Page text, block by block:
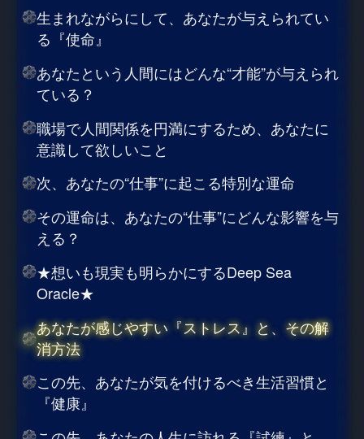
生まれながらにして、あなたが与えられてい
る『使命』
あなたという人間にはどんな“才能”が与えられ
ている？
職場で人間関係を円満にするため、あなたに
意識して欲しいこと
次、あなたの“仕事”に起こる特別な運命
その運命は、あなたの“仕事”にどんな影響を与
える？
★想いも現実も明らかにするDeep Sea
Oracle★
あなたが感じやすい『ストレス』と、その解
消方法
この先、あなたが気を付けるべき生活習慣と
『健康』